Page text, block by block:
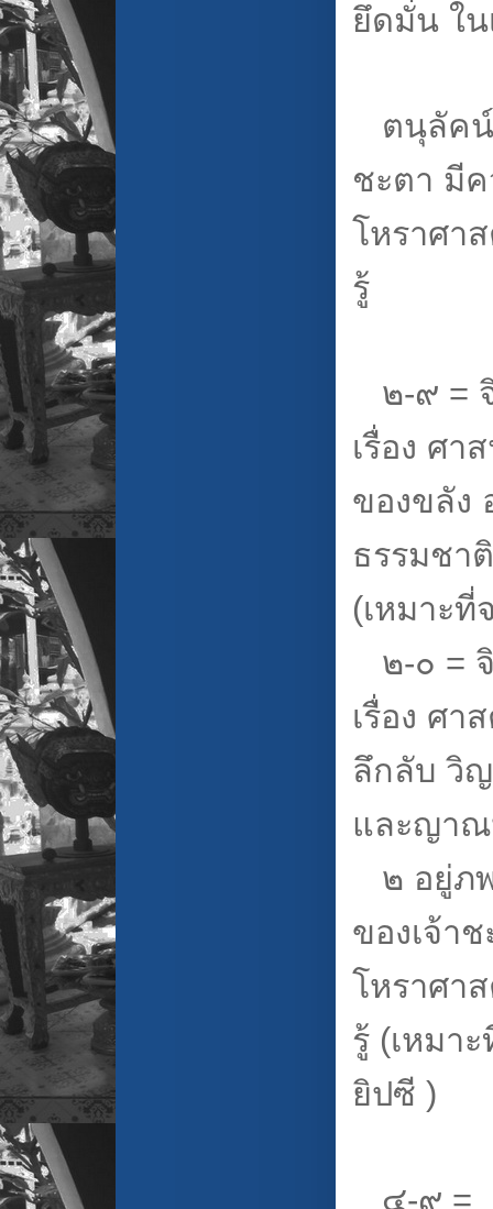
ยึดมั่น ใน
ตนุลัคน์
ชะตา มี
โหราศา
รู้
๒-๙ =
เรื่อง ศา
ของขลัง
ธรรมชา
(เหมาะที่
๒-๐ =
เรื่อง ศา
ลึกลับ วิ
และญาณ
๒ อยู่ภ
ของเจ้า
โหราศา
รู้ (เหมา
ยิปซี )
๔-๙ =